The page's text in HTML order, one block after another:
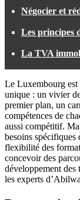
Négocier et
Les principes
La TVA
Le Luxembourg est
unique : un vivier
premier plan, un
compétences de
aussi compétitif.
besoins spécifiques
flexibilité des
concevoir des
développement des
les experts